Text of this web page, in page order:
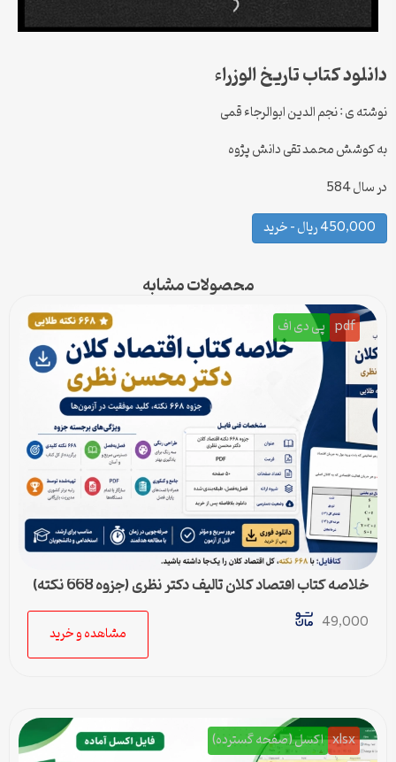
دانلود کتاب تاریخ الوزراء
نوشته ی : نجم الدین ابوالرجاء قمی
به کوشش محمد تقی دانش پژوه
در سال 584
450,000 ریال – خرید
محصولات مشابه
pdf پی دی اف
خلاصه کتاب اقتصاد کلان تالیف دکتر نظری (جزوه 668 نکته)
49,000
مشاهده و خرید
xlsx اکسل (صفحه گسترده)